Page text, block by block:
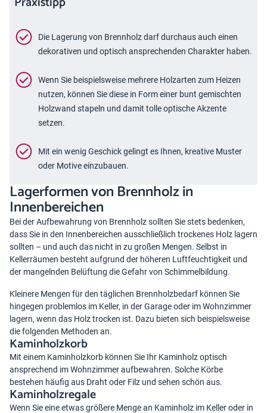
Die Lagerung von Brennholz darf durchaus auch einen
dekorativen und optisch ansprechenden Charakter haben.
Wenn Sie beispielsweise mehrere Holzarten zum Heizen
nutzen, können Sie diese in Form einer bunt gemischten
Holzwand stapeln und damit tolle optische Akzente
setzen.
Mit ein wenig Geschick gelingt es Ihnen, kreative Muster
oder Motive einzubauen.
Lagerformen von Brennholz in
Innenbereichen
Bei der Aufbewahrung von Brennholz sollten Sie stets bedenken,
dass Sie in den Innenbereichen ausschließlich trockenes Holz lagern
sollten – und auch das nicht in zu großen Mengen. Selbst in
Kellerräumen besteht aufgrund der höheren Luftfeuchtigkeit und
der mangelnden Belüftung die Gefahr von Schimmelbildung.
Kleinere Mengen für den täglichen Brennholzbedarf können Sie
hingegen problemlos im Keller, in der Garage oder im Wohnzimmer
lagern, wenn das Holz trocken ist. Dazu bieten sich beispielsweise
die folgenden Methoden an.
Kaminholzkorb
Mit einem Kaminholzkorb können Sie Ihr Kaminholz optisch
ansprechend im Wohnzimmer aufbewahren. Solche Körbe
bestehen häufig aus Draht oder Filz und sehen schön aus.
Kaminholzregale
Wenn Sie eine etwas größere Menge an Kaminholz im Keller oder in